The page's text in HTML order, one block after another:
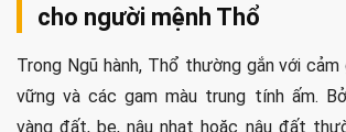
cho người mệnh Thổ
Trong Ngũ hành, Thổ thường gắn với
vững và các gam màu trung tính ấm.
vàng đất, be, nâu nhạt hoặc nâu đất